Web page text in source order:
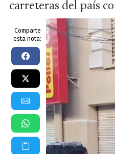
carreteras del país
Comparte
esta nota: